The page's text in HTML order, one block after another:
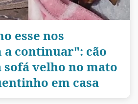
esse nos
continuar": cão
velho no mato
em casa